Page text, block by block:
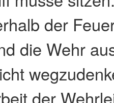
der
die Wehr
der